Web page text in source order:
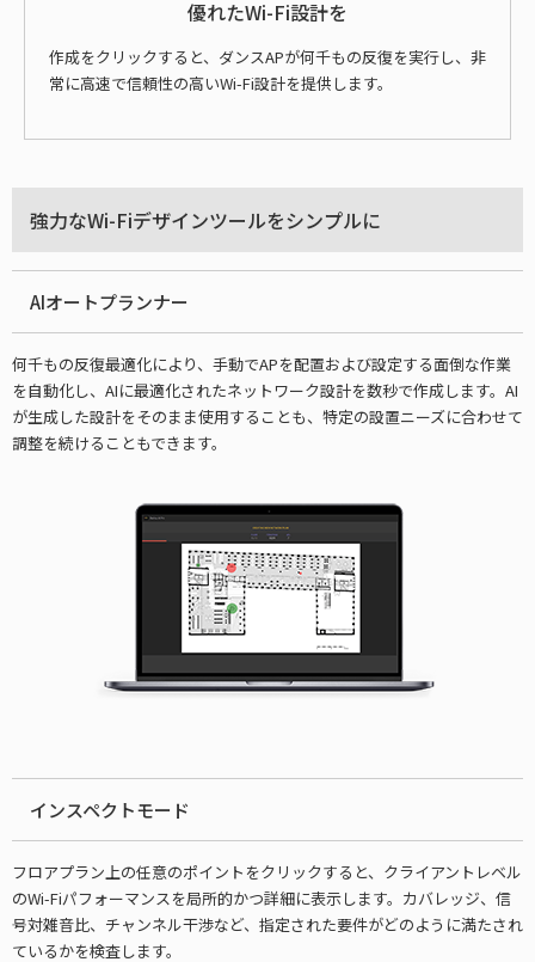
優れたWi-Fi設計を
作成をクリックすると、ダンスAPが何千もの反復を実行し、非
常に高速で信頼性の高いWi-Fi設計を提供します。
強力なWi-Fiデザインツールをシンプルに
AIオートプランナー
何千もの反復最適化により、手動でAPを配置および設定する面倒な作業
を自動化し、AIに最適化されたネットワーク設計を数秒で作成します。AI
が生成した設計をそのまま使用することも、特定の設置ニーズに合わせて
調整を続けることもできます。
インスペクトモード
フロアプラン上の任意のポイントをクリックすると、クライアントレベル
のWi-Fiパフォーマンスを局所的かつ詳細に表示します。カバレッジ、信
号対雑音比、チャンネル干渉など、指定された要件がどのように満たされ
ているかを検査します。